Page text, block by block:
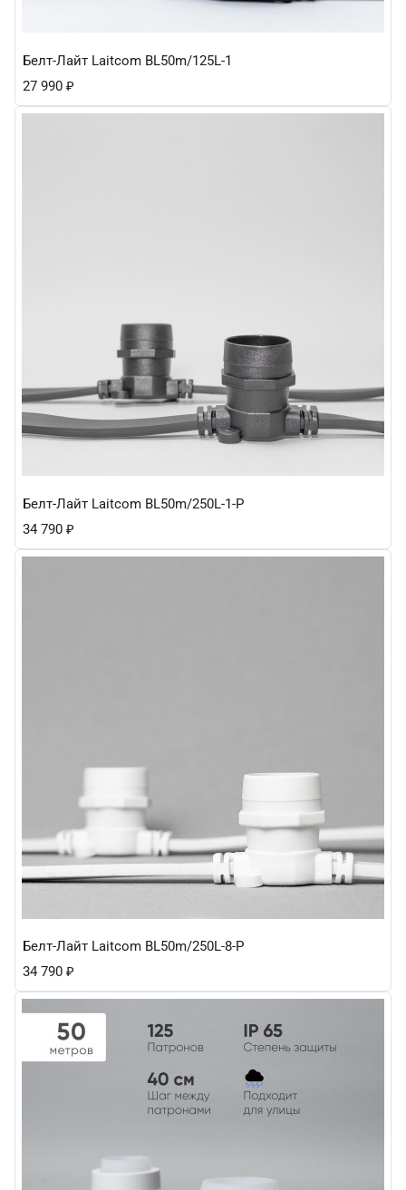
Белт-Лайт Laitcom BL50m/125L-1
27 990 ₽
Белт-Лайт Laitcom BL50m/250L-1-P
34 790 ₽
Белт-Лайт Laitcom BL50m/250L-8-P
34 790 ₽